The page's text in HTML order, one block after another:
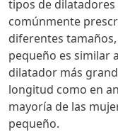
tipos de
comúnmente
diferentes tamaños,
pequeño es similar
dilatador más
longitud como en
mayoría de las
pequeño.